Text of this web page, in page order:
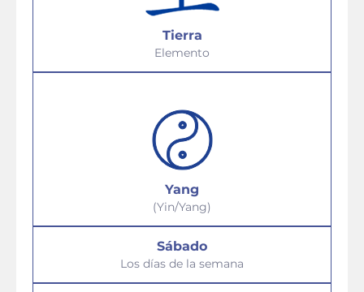
Tierra
Elemento
Yang
(Yin/Yang)
Sábado
Los días de la semana